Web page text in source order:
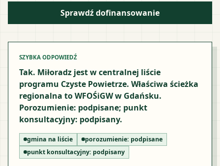
Sprawdź dofinansowanie
SZYBKA ODPOWIEDŹ
Tak. Miłoradz jest w centralnej liście
programu Czyste Powietrze. Właściwa ścieżka
regionalna to WFOŚiGW w Gdańsku.
Porozumienie: podpisane; punkt
konsultacyjny: podpisany.
gmina na liście porozumienie: podpisane
punkt konsultacyjny: podpisany